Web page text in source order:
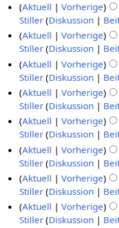
Aktuell
Vorherige
Stiller Diskussion
Aktuell
Vorherige
Stiller Diskussion
Aktuell
Vorherige
Stiller Diskussion
Aktuell
Vorherige
Stiller Diskussion
Aktuell
Vorherige
Stiller Diskussion
Aktuell
Vorherige
Stiller Diskussion
Aktuell
Vorherige
Stiller Diskussion
Aktuell
Vorherige
Stiller Diskussion